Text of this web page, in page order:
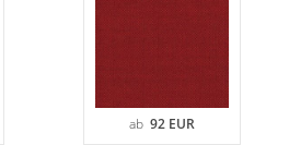
ab92 EUR